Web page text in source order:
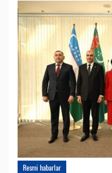
Resmi habarlar